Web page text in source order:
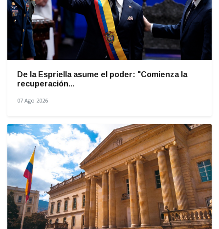
De la Espriella asume el poder: "Comienza la
recuperación...
07 Ago 2026